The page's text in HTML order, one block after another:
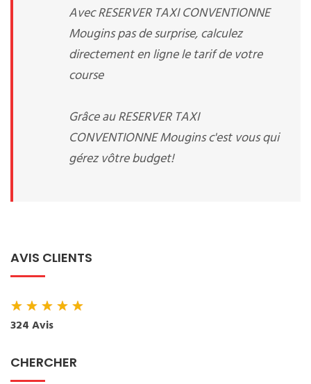
Avec RESERVER TAXI CONVENTIONNE
Mougins pas de surprise, calculez
directement en ligne le tarif de votre
course
Grâce au RESERVER TAXI
CONVENTIONNE Mougins c'est vous qui
gérez vôtre budget!
AVIS CLIENTS
★★★★★
324 Avis
CHERCHER